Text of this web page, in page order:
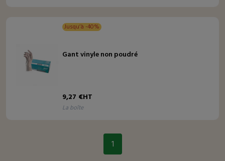
Jusqu’à -40%
Gant vinyle non poudré
9,27 €HT
la boîte
1